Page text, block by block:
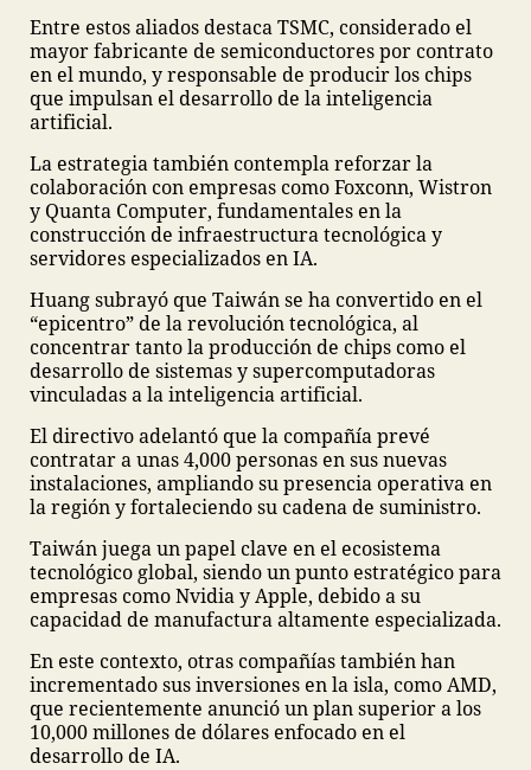
Entre estos aliados destaca TSMC, considerado el
mayor fabricante de semiconductores por contrato
en el mundo, y responsable de producir los chips
que impulsan el desarrollo de la inteligencia
artificial.
La estrategia también contempla reforzar la
colaboración con empresas como Foxconn, Wistron
y Quanta Computer, fundamentales en la
construcción de infraestructura tecnológica y
servidores especializados en IA.
Huang subrayó que Taiwán se ha convertido en el
“epicentro” de la revolución tecnológica, al
concentrar tanto la producción de chips como el
desarrollo de sistemas y supercomputadoras
vinculadas a la inteligencia artificial.
El directivo adelantó que la compañía prevé
contratar a unas 4,000 personas en sus nuevas
instalaciones, ampliando su presencia operativa en
la región y fortaleciendo su cadena de suministro.
Taiwán juega un papel clave en el ecosistema
tecnológico global, siendo un punto estratégico para
empresas como Nvidia y Apple, debido a su
capacidad de manufactura altamente especializada.
En este contexto, otras compañías también han
incrementado sus inversiones en la isla, como AMD,
que recientemente anunció un plan superior a los
10,000 millones de dólares enfocado en el
desarrollo de IA.